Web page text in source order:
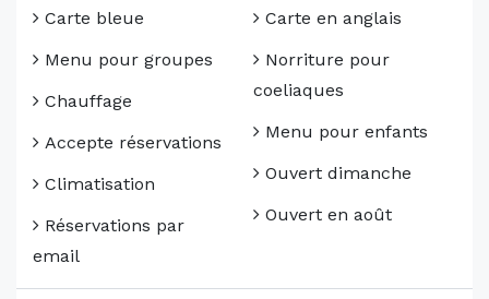
Carte bleue
Menu pour groupes
Chauffage
Accepte réservations
Climatisation
Réservations par
email
Carte en anglais
Norriture pour
coeliaques
Menu pour enfants
Ouvert dimanche
Ouvert en août